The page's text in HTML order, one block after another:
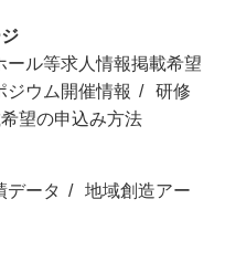
ール等求人情報掲載希望
ジウム開催情報
研修
望の申込み方法
データ
地域創造アー